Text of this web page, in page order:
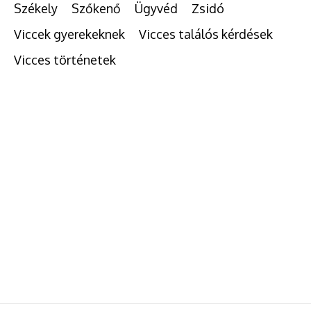
Székely
Szőkenő Ügyvéd
Zsidó
Viccek gyerekeknek
Vicces találós kérdések
Vicces történetek